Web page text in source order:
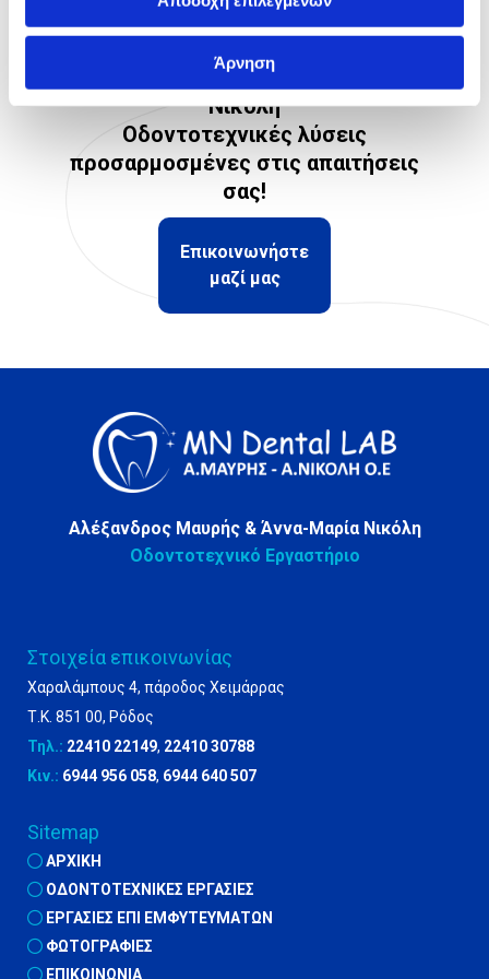
Άρνηση
Οδοντοτεχνικό εργαστήριο
Αλέξανδρος Μαυρής & Άννα-Μαρία
Νικόλη
Οδοντοτεχνικές λύσεις
προσαρμοσμένες στις απαιτήσεις
σας!
Επικοινωνήστε
μαζί μας
Αλέξανδρος Μαυρής & Άννα-Μαρία Νικόλη
Οδοντοτεχνικό Εργαστήριο
Στοιχεία επικοινωνίας
Χαραλάμπους 4, πάροδος Χειμάρρας
Τ.Κ. 851 00, Ρόδος
Τηλ.: 22410 22149, 22410 30788
Κιν.: 6944 956 058, 6944 640 507
Sitemap
 ΑΡΧΙΚΗ
 ΟΔΟΝΤΟΤΕΧΝΙΚΕΣ ΕΡΓΑΣΙΕΣ
 ΕΡΓΑΣΙΕΣ ΕΠΙ ΕΜΦΥΤΕΥΜΑΤΩΝ
 ΦΩΤΟΓΡΑΦΙΕΣ
 ΕΠΙΚΟΙΝΩΝΙΑ